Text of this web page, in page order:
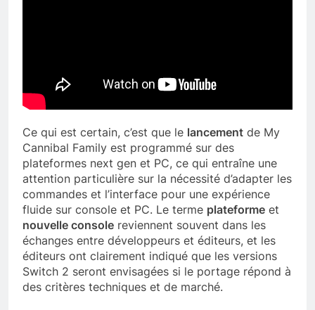
Ce qui est certain, c’est que le lancement de My
Cannibal Family est programmé sur des
plateformes next gen et PC, ce qui entraîne une
attention particulière sur la nécessité d’adapter les
commandes et l’interface pour une expérience
fluide sur console et PC. Le terme plateforme et
nouvelle console reviennent souvent dans les
échanges entre développeurs et éditeurs, et les
éditeurs ont clairement indiqué que les versions
Switch 2 seront envisagées si le portage répond à
des critères techniques et de marché.